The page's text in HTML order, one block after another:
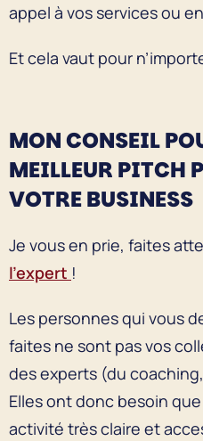
appel à vos services ou
Et cela vaut pour
MON CONSEIL
MEILLEUR PITCH
VOTRE BUSINESS
Je vous en prie, faites
l’expert !
Les personnes qui vous
faites ne sont pas vos
des experts (du
Elles ont donc besoin
activité très claire et